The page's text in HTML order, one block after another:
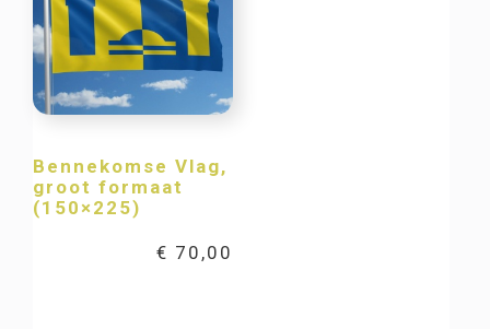
Bennekomse Vlag,
groot formaat
(150×225)
€ 70,00